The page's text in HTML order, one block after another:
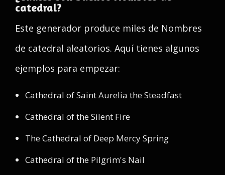
catedral?
Este generador produce miles de Nombres
de catedral aleatorios. Aquí tienes algunos
ejemplos para empezar:
Cathedral of Saint Aurelia the Steadfast
Cathedral of the Silent Fire
The Cathedral of Deep Mercy Spring
Cathedral of the Pilgrim's Nail